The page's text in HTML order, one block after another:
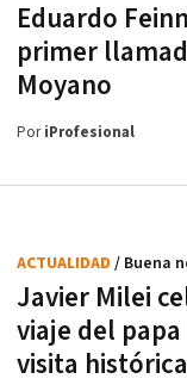
Eduardo
primer
Moyano
PoriProfesional
Javier Milei
viaje del papa
visita histórica
ACTUALIDAD / Buena